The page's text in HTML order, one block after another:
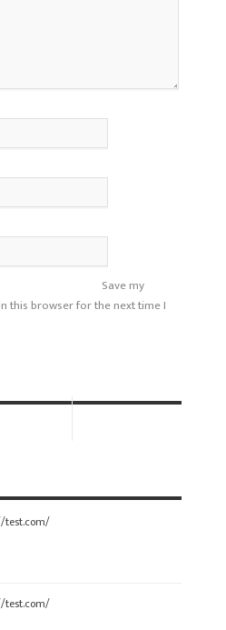
Save my
this browser for the next time I
test.com/
test.com/